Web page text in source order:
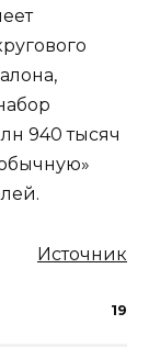
940 тысяч
Источник
19